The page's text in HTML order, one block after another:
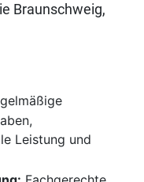
Braunschweig,
Leistung und